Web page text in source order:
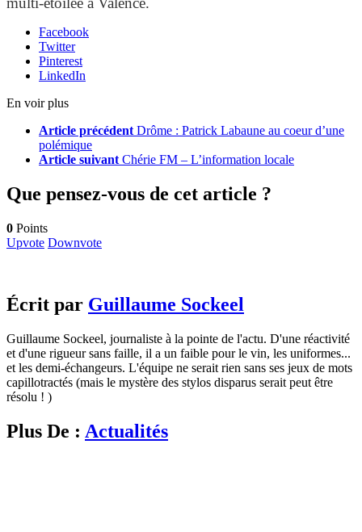
Facebook
Twitter
Pinterest
LinkedIn
En voir plus
Article précédent Drôme : Patrick Labaune au coeur d’une
polémique
Article suivant Chérie FM – L’information locale
Que pensez-vous de cet article ?
0 Points
Upvote Downvote
Écrit par Guillaume Sockeel
Guillaume Sockeel, journaliste à la pointe de l'actu. D'une réactivité
et d'une rigueur sans faille, il a un faible pour le vin, les uniformes...
et les demi-échangeurs. L'équipe ne serait rien sans ses jeux de mots
capillotractés (mais le mystère des stylos disparus serait peut être
résolu ! )
Plus De : Actualités